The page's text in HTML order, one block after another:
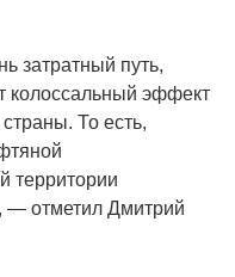
затратный путь,
колоссальный эффект
То есть,
территории
— отметил Дмитрий